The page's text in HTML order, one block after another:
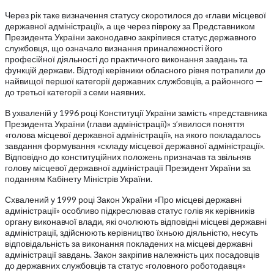
Через рік таке визначення статусу скоротилося до «глави місцевої
державної адміністрації», а ще через півроку за Представником
Президента України законодавчо закріпився статус державного
службовця, що означало визнання приналежності його
професійної діяльності до практичного виконання завдань та
функцій держави. Відтоді керівники обласного рівня потрапили до
найвищої першої категорії державних службовців, а районного —
до третьої категорії з семи наявних.
В ухваленій у 1996 році Конституції України замість «представника
Президента України (глави адміністрації)» з’явилося поняття
«голова місцевої державної адміністрації», на якого покладалось
завдання формування «складу місцевої державної адміністрації».
Відповідно до конституційних положень призначав та звільняв
голову місцевої державної адміністрації Президент України за
поданням Кабінету Міністрів України.
Схвалений у 1999 році Закон України «Про місцеві державні
адміністрації» особливо підкреслював статус голів як керівників
органу виконавчої влади, які очолюють відповідні місцеві державні
адміністрації, здійснюють керівництво їхньою діяльністю, несуть
відповідальність за виконання покладених на місцеві державні
адміністрації завдань. Закон закріпив належність цих посадовців
до державних службовців та статус «головного роботодавця»